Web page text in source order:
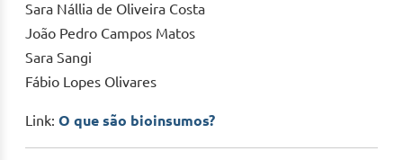
Sara Nállia de Oliveira Costa
João Pedro Campos Matos
Sara Sangi
Fábio Lopes Olivares
Link: O que são bioinsumos?